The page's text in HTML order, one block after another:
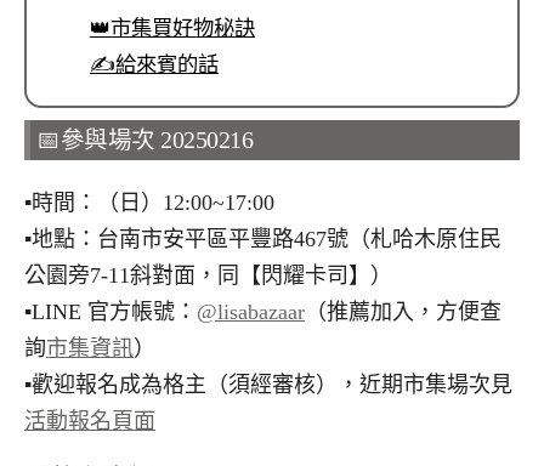
👑市集買好物秘訣
✍️給來賓的話
📅參與場次 20250216
▪︎時間：（日）12:00~17:00
▪︎地點：台南市安平區平豐路467號（札哈木原住民
公園旁7-11斜對面，同【閃耀卡司】）
▪︎LINE 官方帳號： @lisabazaar （推薦加入，方便查
詢市集資訊）
▪︎歡迎報名成為格主（須經審核），近期市集場次見
活動報名頁面